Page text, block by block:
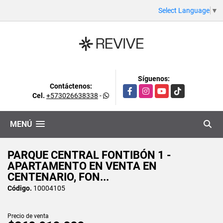
Select Language ▼
Contáctenos:
Cel. +573026638338 -
Síguenos:
FacebookInstagramYouTubeTikTok
MENÚ
PARQUE CENTRAL FONTIBÓN 1 -
APARTAMENTO EN VENTA EN
CENTENARIO, FON...
Código. 10004105
Precio de venta